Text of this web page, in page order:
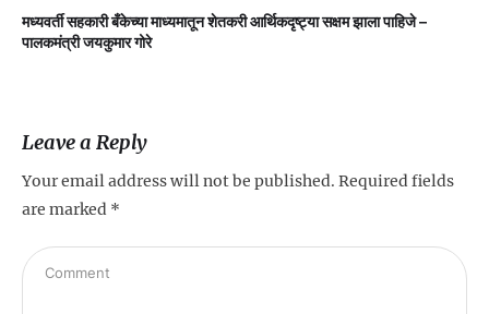
मध्यवर्ती सहकारी बँकेच्या माध्यमातून शेतकरी आर्थिकदृष्ट्या सक्षम झाला पाहिजे –
पालकमंत्री जयकुमार गोरे
Leave a Reply
Your email address will not be published. Required fields
are marked *